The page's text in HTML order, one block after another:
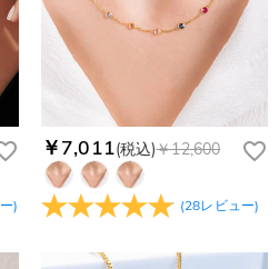
)
￥7,011(税込)￥12,600
(28レビュー)